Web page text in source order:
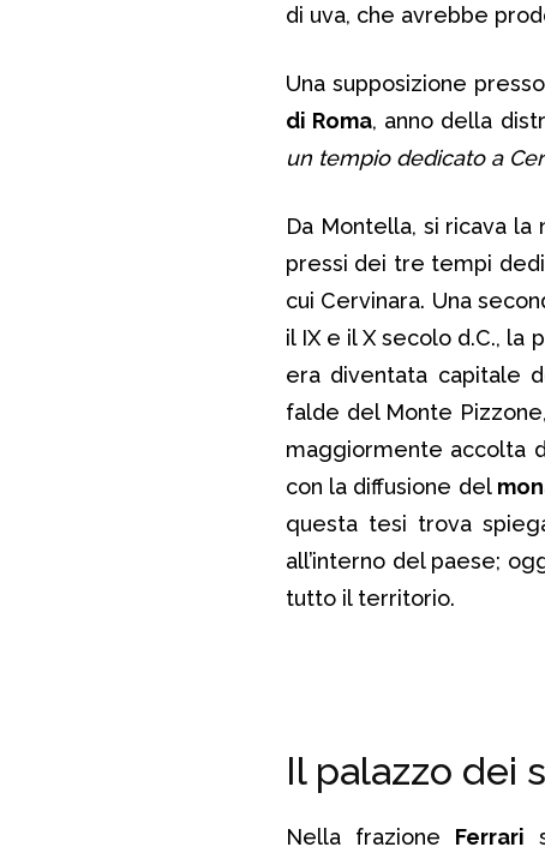
di uva, che avrebbe
Una supposizione
di Roma, anno della
un tempio dedicato a
Da Montella, si ricava
pressi dei tre tempi
cui Cervinara. Una
il IX e il X secolo d.C., la
era diventata capitale
falde del Monte
maggiormente accolta
con la diffusione del
questa tesi trova
all’interno del paese;
tutto il territorio.
Il palazzo dei
Nella frazione Ferrari